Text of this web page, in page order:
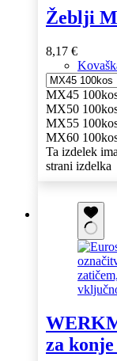
Žeblji
8,17 €
MX45
MX50
MX55
MX60
Ta izdelek
strani izdelka
za